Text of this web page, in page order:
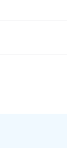
でも活用でき